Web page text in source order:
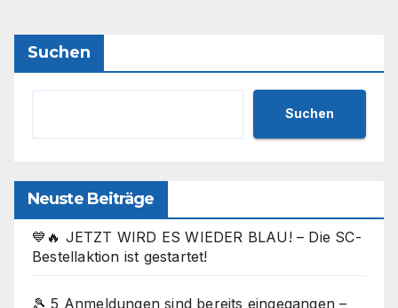
Suchen
Suchen
Neuste Beiträge
💙🔥 JETZT WIRD ES WIEDER BLAU! – Die SC-
Bestellaktion ist gestartet!
🎾 5 Anmeldungen sind bereits eingegangen –